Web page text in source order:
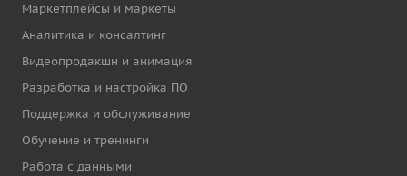
Маркетплейсы и маркеты
Аналитика и консалтинг
Видеопродакшн и анимация
Разработка и настройка ПО
Поддержка и обслуживание
Обучение и тренинги
Работа с данными